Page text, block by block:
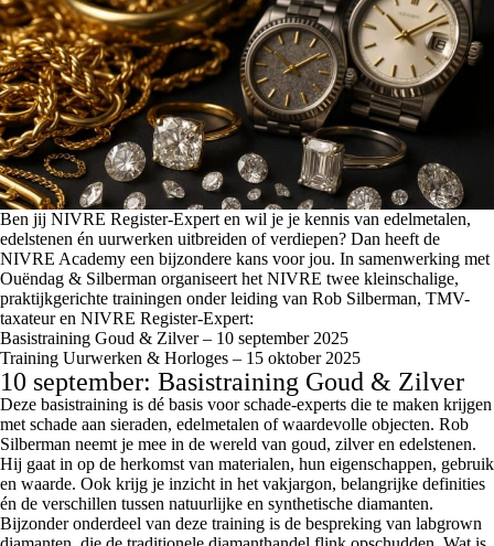
Ben jij NIVRE Register-Expert en wil je je kennis van edelmetalen,
edelstenen én uurwerken uitbreiden of verdiepen? Dan heeft de
NIVRE Academy een bijzondere kans voor jou. In samenwerking met
Ouëndag & Silberman organiseert het NIVRE twee kleinschalige,
praktijkgerichte trainingen onder leiding van Rob Silberman, TMV-
taxateur en NIVRE Register-Expert:
Basistraining Goud & Zilver – 10 september 2025
Training Uurwerken & Horloges – 15 oktober 2025
10 september: Basistraining Goud & Zilver
Deze basistraining is dé basis voor schade-experts die te maken krijgen
met schade aan sieraden, edelmetalen of waardevolle objecten. Rob
Silberman neemt je mee in de wereld van goud, zilver en edelstenen.
Hij gaat in op de herkomst van materialen, hun eigenschappen, gebruik
en waarde. Ook krijg je inzicht in het vakjargon, belangrijke definities
én de verschillen tussen natuurlijke en synthetische diamanten.
Bijzonder onderdeel van deze training is de bespreking van labgrown